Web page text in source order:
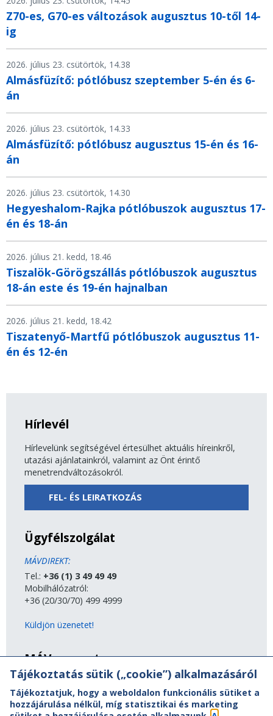
Z70-es, G70-es változások augusztus 10-től 14-
ig
2026. július 23. csütörtök, 14.38
Almásfüzítő: pótlóbusz szeptember 5-én és 6-
án
2026. július 23. csütörtök, 14.33
Almásfüzítő: pótlóbusz augusztus 15-én és 16-
án
2026. július 23. csütörtök, 14.30
Hegyeshalom-Rajka pótlóbuszok augusztus 17-
én és 18-án
2026. július 21. kedd, 18.46
Tiszalök-Görögszállás pótlóbuszok augusztus
18-án este és 19-én hajnalban
2026. július 21. kedd, 18.42
Tiszatenyő-Martfű pótlóbuszok augusztus 11-
én és 12-én
Hírlevél
Hírlevelünk segítségével értesülhet aktuális híreinkről,
utazási ajánlatainkról, valamint az Önt érintő
menetrendváltozásokról.
FEL- ÉS LEIRATKOZÁS
Ügyfélszolgálat
MÁVDIREKT:
Tel.: +36 (1) 3 49 49 49
Mobilhálózatról:
+36 (20/30/70) 499 4999
Küldjön üzenetet!
MÁV-csoport
A MÁV-csoport tagjai
Jogi útmutatás
Adatvédelem
Tájékoztatás sütik („cookie”) alkalmazásáról
Tájékoztatjuk, hogy a weboldalon funkcionális sütiket a
hozzájárulása nélkül, míg statisztikai és marketing